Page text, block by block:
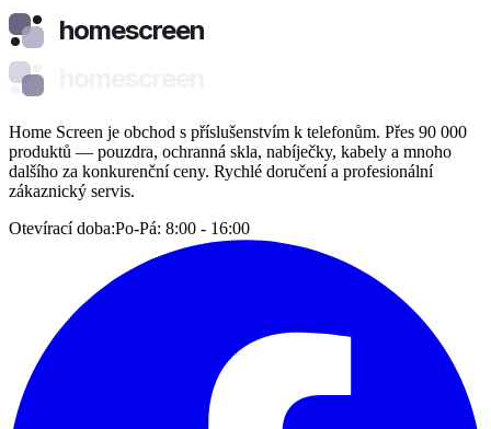
homescreen
Home Screen je obchod s příslušenstvím k telefonům. Přes 90 000
produktů — pouzdra, ochranná skla, nabíječky, kabely a mnoho
dalšího za konkurenční ceny. Rychlé doručení a profesionální
zákaznický servis.
Otevírací doba:Po-Pá: 8:00 - 16:00